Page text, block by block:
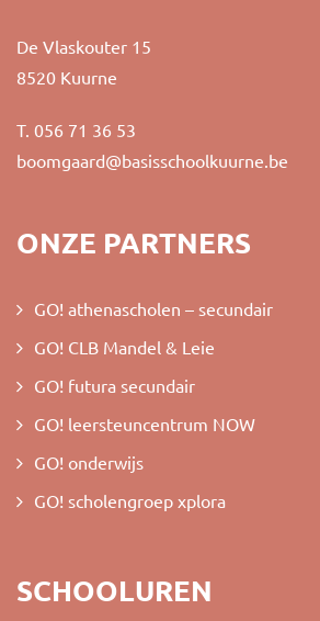
De Vlaskouter 15
8520 Kuurne
T. 056 71 36 53
boomgaard@basisschoolkuurne.be
ONZE PARTNERS
GO! athenascholen – secundair
GO! CLB Mandel & Leie
GO! futura secundair
GO! leersteuncentrum NOW
GO! onderwijs
GO! scholengroep xplora
SCHOOLUREN